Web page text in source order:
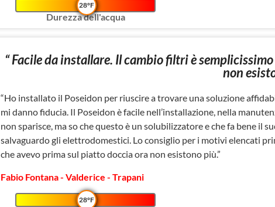
28°F
Durezza dell'acqua
“ Facile da installare. Il cambio filtri è
non
“Ho installato il Poseidon per riuscire a trovare una soluzione
mi danno fiducia. Il Poseidon è facile nell’installazione, nella
non sparisce, ma so che questo è un solubilizzatore e che fa bene il
salvaguardo gli elettrodomestici. Lo consiglio per i motivi elencati
che avevo prima sul piatto doccia ora non esistono più.”
Fabio Fontana - Valderice - Trapani
28°F